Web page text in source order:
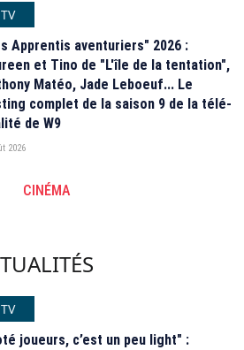
TV
Apprentis aventuriers" 2026 :
et Tino de "L'île de la tentation",
Matéo, Jade Leboeuf... Le
complet de la saison 9 de la télé-
de W9
2026
CINÉMA
TV
joueurs, c’est un peu light" :